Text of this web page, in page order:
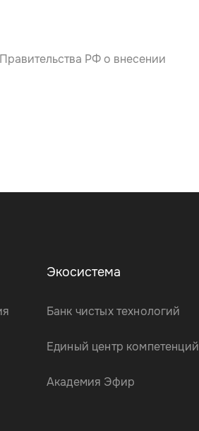
РФ о внесении
Экосистема
Банк чистых технологий
Единый центр компетенций
Академия Эфир